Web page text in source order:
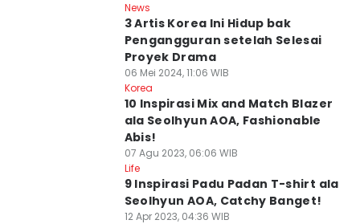
News
3 Artis Korea Ini Hidup bak
Pengangguran setelah Selesai
Proyek Drama
06 Mei 2024, 11:06 WIB
Korea
10 Inspirasi Mix and Match Blazer
ala Seolhyun AOA, Fashionable
Abis!
07 Agu 2023, 06:06 WIB
Life
9 Inspirasi Padu Padan T-shirt ala
Seolhyun AOA, Catchy Banget!
12 Apr 2023, 04:36 WIB